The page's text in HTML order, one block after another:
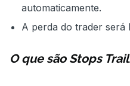
automaticamente.
A perda do trader será
O que são Stops